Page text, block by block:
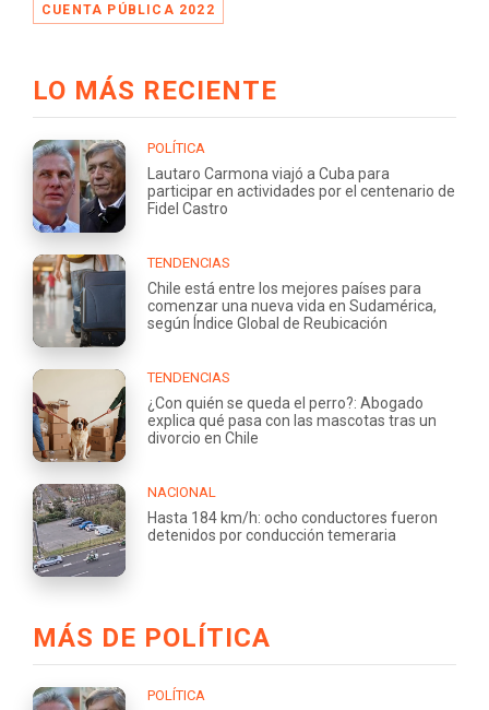
CUENTA PÚBLICA 2022
LO MÁS RECIENTE
POLÍTICA
Lautaro Carmona viajó a Cuba para
participar en actividades por el centenario de
Fidel Castro
TENDENCIAS
Chile está entre los mejores países para
comenzar una nueva vida en Sudamérica,
según Índice Global de Reubicación
TENDENCIAS
¿Con quién se queda el perro?: Abogado
explica qué pasa con las mascotas tras un
divorcio en Chile
NACIONAL
Hasta 184 km/h: ocho conductores fueron
detenidos por conducción temeraria
MÁS DE POLÍTICA
POLÍTICA